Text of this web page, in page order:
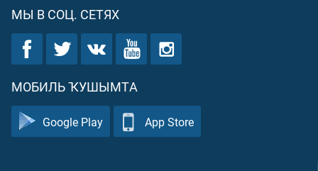
МЫ В СОЦ. СЕТЯХ
МОБИЛЬ ҠУШЫМТА
Google Play App Store